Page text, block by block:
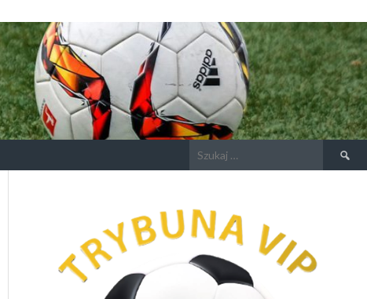
Szukaj: